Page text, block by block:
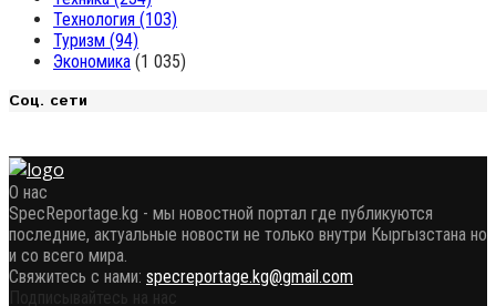
Технология (103)
Туризм (94)
Экономика (1 035)
Соц. сети
О нас
SpecReportage.kg - мы новостной портал где публикуются
последние, актуальные новости не только внутри Кыргызстана но
и со всего мира.
Свяжитесь с нами: specreportage.kg@gmail.com
Подписывайтесь на нас